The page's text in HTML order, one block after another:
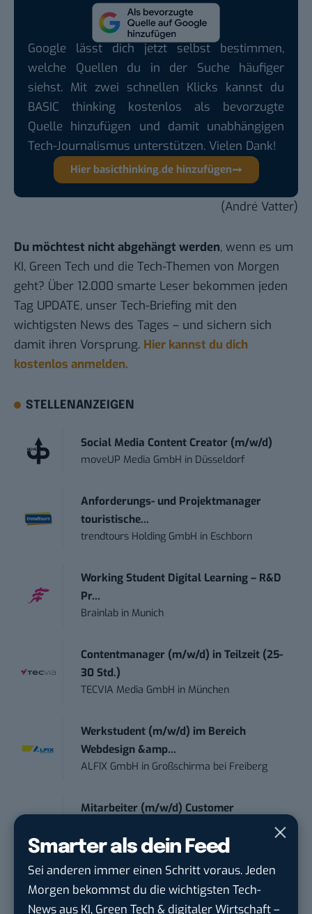
Smarter als dein Feed
Sei anderen immer einen Schritt voraus. Jeden
Morgen bekommst du die wichtigsten Tech-
News aus KI, Green Tech & digitaler Wirtschaft –
Google lässt dich jetzt selbst bestimmen,
welche Quellen du in der Suche häufiger
siehst. Mit zwei schnellen Klicks kannst du
BASIC thinking kostenlos als bevorzugte
Quelle hinzufügen und damit unabhängigen
Tech-Journalismus unterstützen. Vielen Dank!
Hier basicthinking.de hinzufügen
(André Vatter)
Du möchtest nicht abgehängt werden, wenn es um
KI, Green Tech und die Tech-Themen von Morgen
geht? Über 12.000 smarte Leser bekommen jeden
Tag UPDATE, unser Tech-Briefing mit den
wichtigsten News des Tages – und sichern sich
damit ihren Vorsprung. Hier kannst du dich
kostenlos anmelden.
STELLENANZEIGEN
Social Media Content Creator (m/w/d)
moveUP Media GmbH in Düsseldorf
Anforderungs- und Projektmanager
touristische...
trendtours Holding GmbH in Eschborn
Working Student Digital Learning – R&D
Pr...
Brainlab in Munich
Contentmanager (m/w/d) in Teilzeit (25-
30 Std.)
TECVIA Media GmbH in München
Werkstudent (m/w/d) im Bereich
Webdesign &amp...
ALFIX GmbH in Großschirma bei Freiberg
Mitarbeiter (m/w/d) Customer
BBBank eGinBerlin, Frankfurt am Main,
Senior ASIC Digital Lead – ATPG & M...